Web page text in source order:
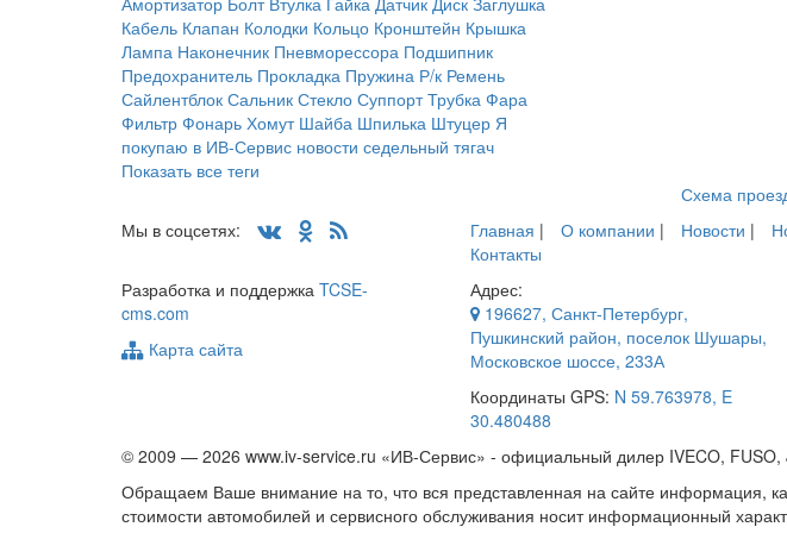
Кабель Клапан Колодки Кольцо Кронштейн Крышка
Лампа Наконечник Пневморессора Подшипник
Предохранитель Прокладка Пружина Р/к Ремень
Сайлентблок Сальник Стекло Суппорт Трубка Фара
Фильтр Фонарь Хомут Шайба Шпилька Штуцер Я
покупаю в ИВ-Сервис новости седельный тягач
Показать все теги
Схема
Мы в соцсетях:
Главная | О компании | Новости |
Контакты
Разработка и поддержка TCSE-
cms.com
Карта сайта
Адрес:
196627, Санкт-Петербург,
Пушкинский район, поселок Шушары,
Московское шоссе, 233А
Координаты GPS: N 59.763978, E
30.480488
© 2009 — 2026 www.iv-service.ru «ИВ-Сервис» - официальный дилер IVECO, FUSO,
Обращаем Ваше внимание на то, что вся представленная на сайте информация,
стоимости автомобилей и сервисного обслуживания носит информационный